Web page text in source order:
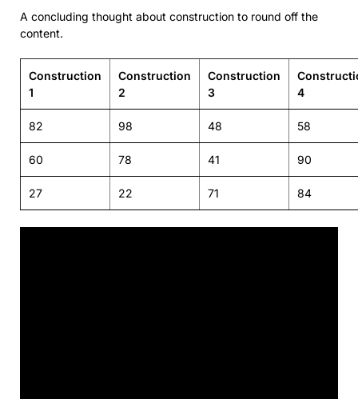
A concluding thought about construction to round off the
content.
Construction
1
Construction
2
Construction
3
4
82 98 48 58
60 78 41 90
27 22 71 84